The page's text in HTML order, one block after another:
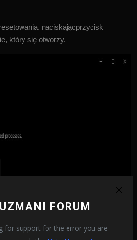
FORUM
for support for the error you are
naciskającprzycisk
który się otworzy.